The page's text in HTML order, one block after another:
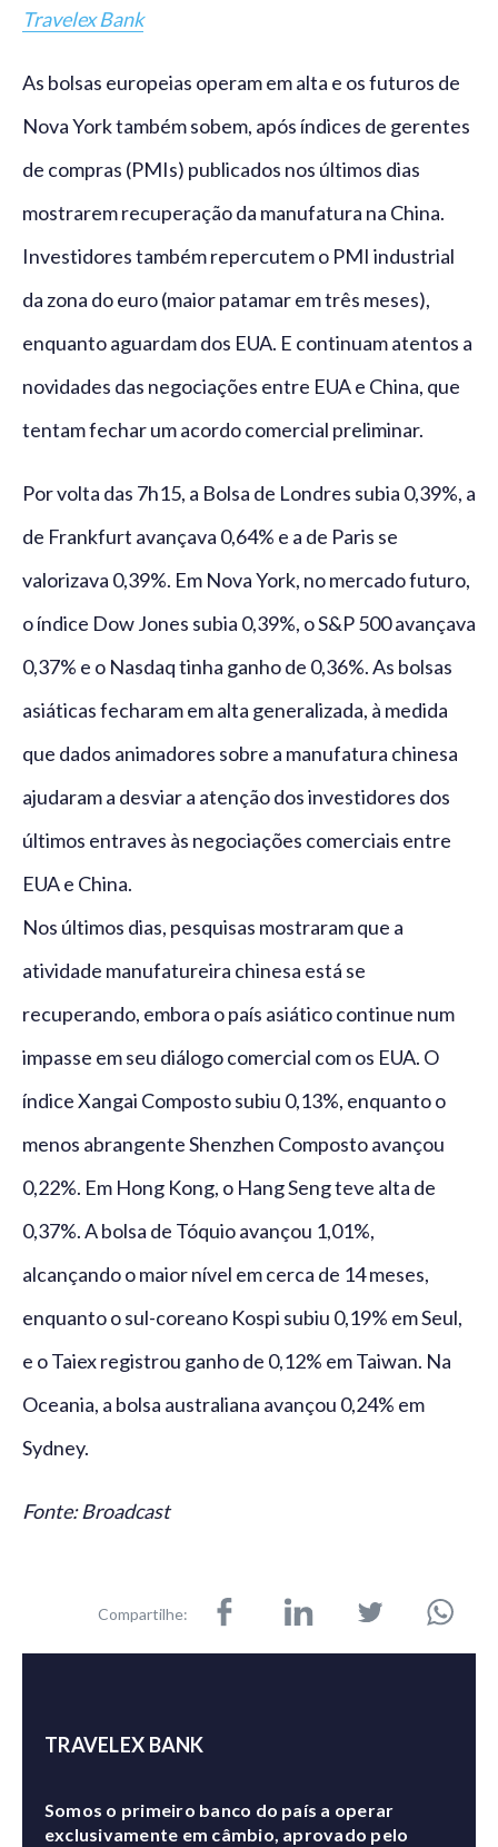
Travelex Bank
As bolsas europeias operam em alta e os futuros de
Nova York também sobem, após índices de gerentes
de compras (PMIs) publicados nos últimos dias
mostrarem recuperação da manufatura na China.
Investidores também repercutem o PMI industrial
da zona do euro (maior patamar em três meses),
enquanto aguardam dos EUA. E continuam atentos a
novidades das negociações entre EUA e China, que
tentam fechar um acordo comercial preliminar.
Por volta das 7h15, a Bolsa de Londres subia 0,39%, a
de Frankfurt avançava 0,64% e a de Paris se
valorizava 0,39%. Em Nova York, no mercado futuro,
o índice Dow Jones subia 0,39%, o S&P 500 avançava
0,37% e o Nasdaq tinha ganho de 0,36%. As bolsas
asiáticas fecharam em alta generalizada, à medida
que dados animadores sobre a manufatura chinesa
ajudaram a desviar a atenção dos investidores dos
últimos entraves às negociações comerciais entre
EUA e China.
Nos últimos dias, pesquisas mostraram que a
atividade manufatureira chinesa está se
recuperando, embora o país asiático continue num
impasse em seu diálogo comercial com os EUA. O
índice Xangai Composto subiu 0,13%, enquanto o
menos abrangente Shenzhen Composto avançou
0,22%. Em Hong Kong, o Hang Seng teve alta de
0,37%. A bolsa de Tóquio avançou 1,01%,
alcançando o maior nível em cerca de 14 meses,
enquanto o sul-coreano Kospi subiu 0,19% em Seul,
e o Taiex registrou ganho de 0,12% em Taiwan. Na
Oceania, a bolsa australiana avançou 0,24% em
Sydney.
Fonte: Broadcast
Compartilhe:
TRAVELEX BANK
Somos o primeiro banco do país a operar
exclusivamente em câmbio, aprovado pelo